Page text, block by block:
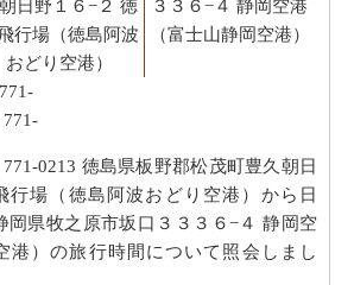
日野１６−２ 徳
行場（徳島阿波
おどり空港）
３３６−４ 静岡空港
（富士山静岡空港）
771-
0213 徳島県板野郡松茂町豊久朝日
行場（徳島阿波おどり空港）から日
岡県牧之原市坂口３３３６−４ 静岡空
港）の旅行時間について照会しまし